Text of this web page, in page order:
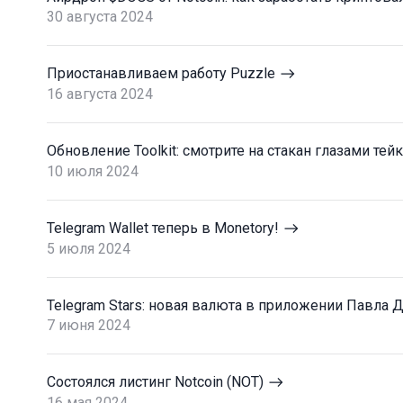
30 августа 2024
16 августа 2024
Приостанавливаем работу Puzzle
10 июля 2024
Обновление Toolkit: cмотрите на стакан глазами
5 июля 2024
Telegram Wallet теперь в Monetory!
7 июня 2024
Telegram Stars: новая валюта в приложении Павла
Состоялся листинг Notcoin (NOT)